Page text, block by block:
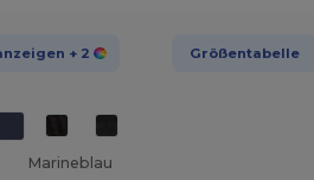
+ 2 Größentabelle
Marineblau